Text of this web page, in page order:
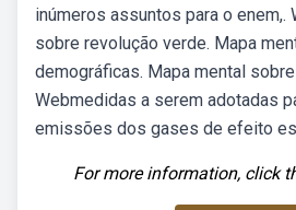
inúmeros assuntos para o enem,.
sobre revolução verde. Mapa
demográficas. Mapa mental
Webmedidas a serem adotadas
emissões dos gases de efeito
For more information, click